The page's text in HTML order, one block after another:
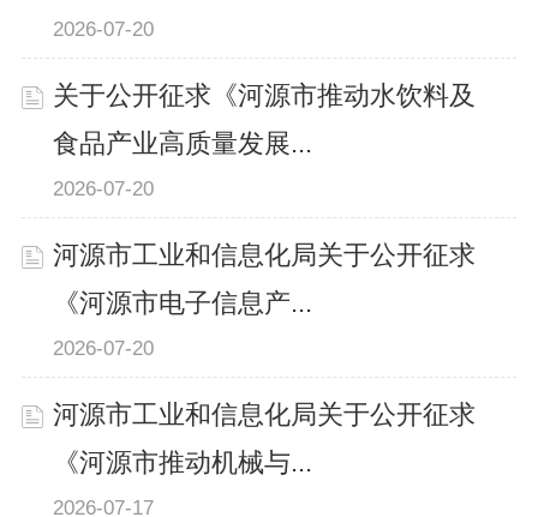
2026-07-20
关于公开征求《河源市推动水饮料及
食品产业高质量发展...
2026-07-20
河源市工业和信息化局关于公开征求
《河源市电子信息产...
2026-07-20
河源市工业和信息化局关于公开征求
《河源市推动机械与...
2026-07-17